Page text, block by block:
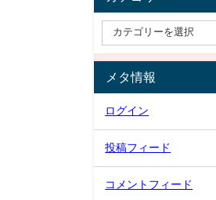
メタ情報
ログイン
投稿フィード
コメントフィード